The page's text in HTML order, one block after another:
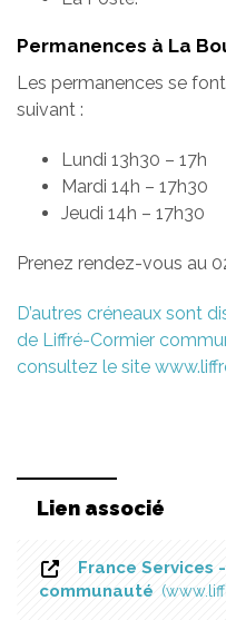
Permanences à La
Les permanences se
suivant :
Lundi 13h30 – 17h
Mardi 14h – 17h30
Jeudi 14h – 17h30
Prenez rendez-vous au
D’autres créneaux sont
de Liffré-Cormier
consultez le site
Lien associé
France Services
communauté